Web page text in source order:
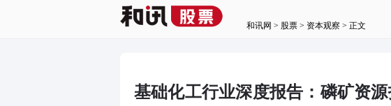
和讯网 > 股票 > 资本观察 > 正文
基础化工行业深度报告：磷矿资